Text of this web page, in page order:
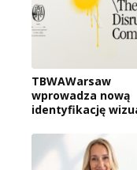
TBWAWarsaw
wprowadza nową
identyfikację